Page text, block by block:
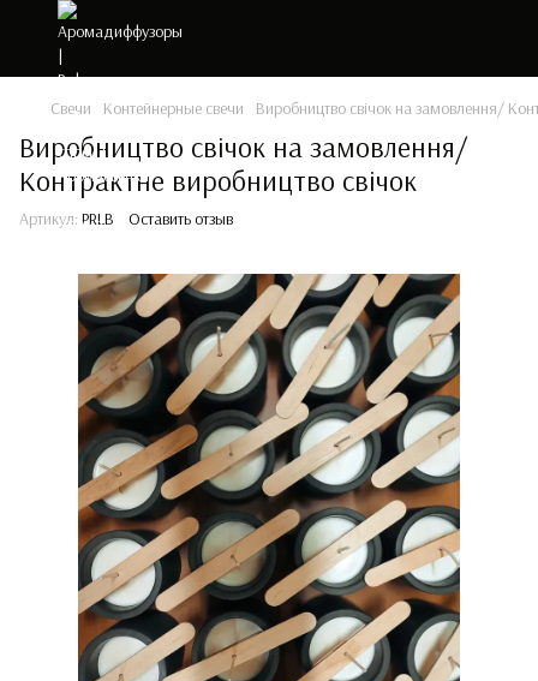
Свечи Контейнерные свечи Виробництво свічок на замовлення/
Виробництво свічок на замовлення/
Контрактне виробництво свічок
Артикул: PRLB Оставить отзыв